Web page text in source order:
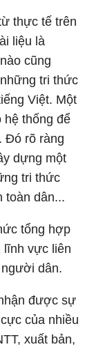
thực tế trên
liệu là
cũng
tri thức
Việt. Một
thống để
Đó rõ ràng
dựng một
tri thức
toàn dân...
tổng hợp
lĩnh vực liên
dân.
được sự
của nhiều
xuất bản,